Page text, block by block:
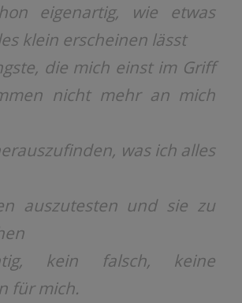
eigenartig, wie etwas
klein erscheinen lässt
die mich einst im Griff
nicht mehr an mich
was ich alles
auszutesten und sie zu
kein falsch, keine
für mich.